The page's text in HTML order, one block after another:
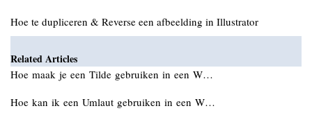
Hoe te dupliceren & Reverse een afbeelding in Illustrator
Related Articles
Hoe maak je een Tilde gebruiken in een W…
Hoe kan ik een Umlaut gebruiken in een W…